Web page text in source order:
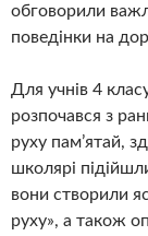
обговорили
поведінки на
Для учнів 4
розпочався з
руху пам’ятай,
школярі
вони створили
руху», а також